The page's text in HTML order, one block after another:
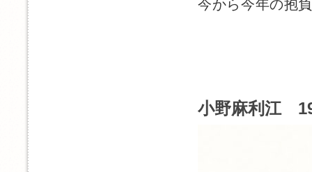
今から今年の抱
小野麻利江